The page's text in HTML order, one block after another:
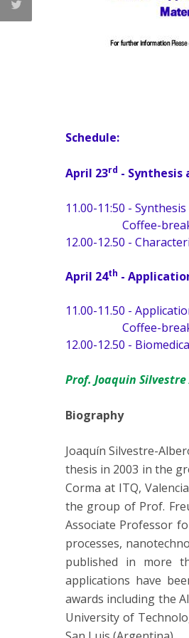
Schedule:
April 23rd -
11.00-11:50 -
Coffee-
12.00-12.50 -
April 24th -
11.00-11.50 -
Coffee-
12.00-12.50 -
Prof. Joaquin
Biography
Joaquín Silvestre-
thesis in 2003 in the
Corma at ITQ,
the group of Prof.
Associate Professor
processes,
published in more
applications have
awards including the
University of